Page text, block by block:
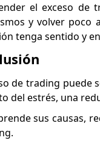
el exceso de
y volver poco
tenga sentido y
de trading puede
del estrés, una
sus causas,